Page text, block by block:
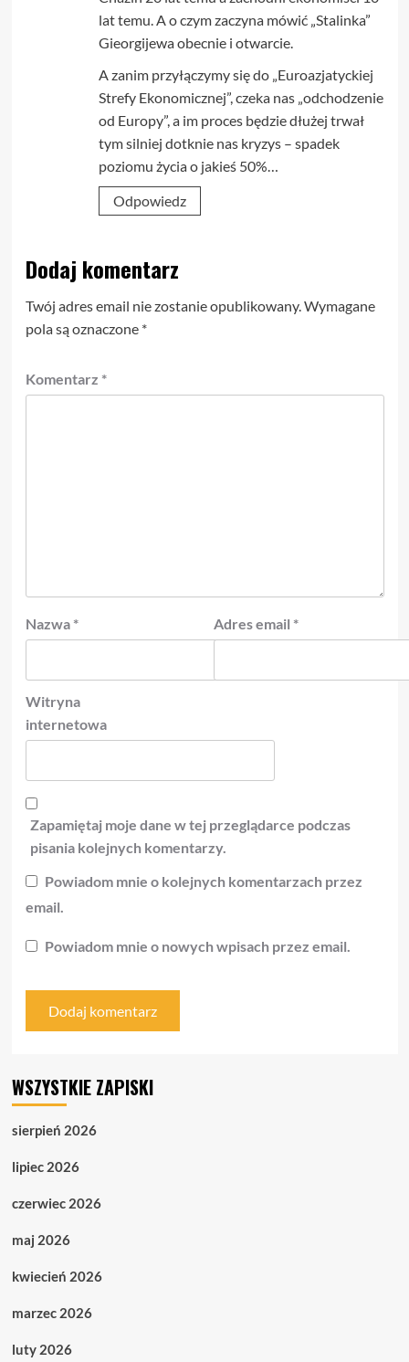
lat temu. A o czym zaczyna mówić „Stalinka”
Gieorgijewa obecnie i otwarcie.
A zanim przyłączymy się do „Euroazjatyckiej
Strefy Ekonomicznej”, czeka nas „odchodzenie
od Europy”, a im proces będzie dłużej trwał
tym silniej dotknie nas kryzys – spadek
poziomu życia o jakieś 50%…
Odpowiedz
Dodaj komentarz
Twój adres email nie zostanie opublikowany. Wymagane
pola są oznaczone *
Komentarz *
Nazwa * Adres email *
Witryna
internetowa
Zapamiętaj moje dane w tej przeglądarce podczas
pisania kolejnych komentarzy.
Powiadom mnie o kolejnych komentarzach przez
email.
Powiadom mnie o nowych wpisach przez email.
WSZYSTKIE ZAPISKI
sierpień 2026
lipiec 2026
czerwiec 2026
maj 2026
kwiecień 2026
marzec 2026
luty 2026